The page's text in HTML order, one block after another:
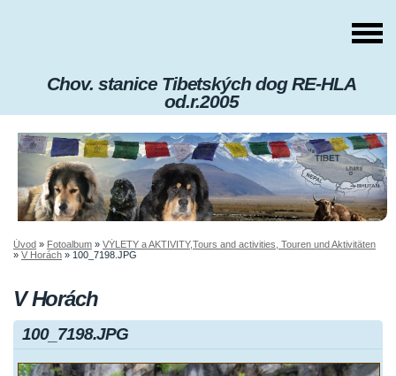
Chov. stanice Tibetských dog RE-HLA
od.r.2005
Úvod » Fotoalbum » VÝLETY a AKTIVITY,Tours and activities, Touren und Aktivitäten
» V Horách » 100_7198.JPG
V Horách
100_7198.JPG